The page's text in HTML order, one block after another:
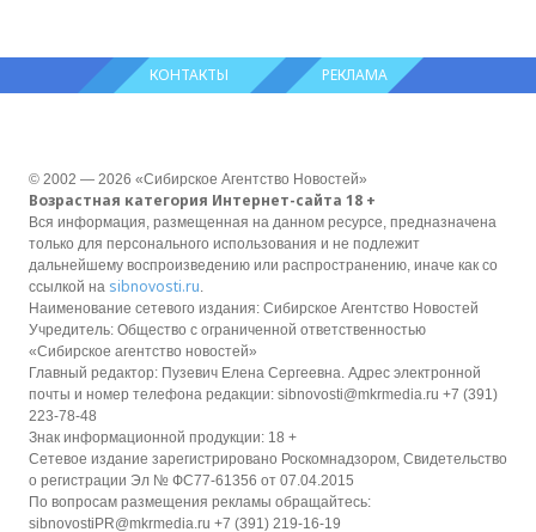
КОНТАКТЫ РЕКЛАМА
© 2002 — 2026 «Сибирское Агентство Новостей»
Возрастная категория Интернет-сайта 18 +
Вся информация, размещенная на данном ресурсе, предназначена
только для персонального использования и не подлежит
дальнейшему воспроизведению или распространению, иначе как со
ссылкой на sibnovosti.ru.
Наименование сетевого издания: Сибирское Агентство Новостей
Учредитель: Общество с ограниченной ответственностью
«Сибирское агентство новостей»
Главный редактор: Пузевич Елена Сергеевна. Адрес электронной
почты и номер телефона редакции: sibnovosti@mkrmedia.ru +7 (391)
223-78-48
Знак информационной продукции: 18 +
Сетевое издание зарегистрировано Роскомнадзором, Свидетельство
о регистрации Эл № ФС77-61356 от 07.04.2015
По вопросам размещения рекламы обращайтесь:
sibnovostiPR@mkrmedia.ru +7 (391) 219-16-19